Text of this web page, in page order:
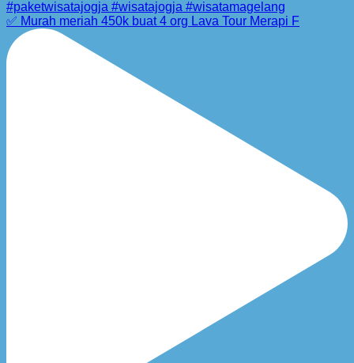
✅ Murah meriah 450k buat 4 org Lava Tour Merapi F